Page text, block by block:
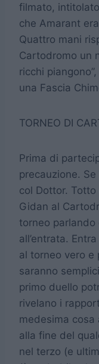
filmato,
che Amarant
Quattro mani
Cartodromo un
ricchi
una Fascia
TORNEO DI
Prima di
precauzione.
col Dottor.
Gidan al
torneo parlando
all’entrata.
al torneo vero e
saranno
primo duello
rivelano i
medesima cosa
alla fine del
nel terzo (e